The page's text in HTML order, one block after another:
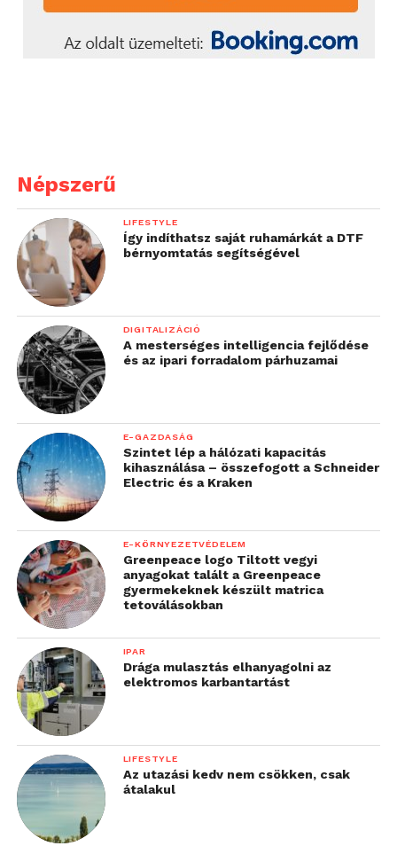
bizalom megrendülése. A
Microsoftnál éppen ezért
használat ellenőrzött
keretek között maradjon,
hogy továbbra is a
kedvező társadalmi
hatások érvényesüljenek,
a kedvezőtleneket pedig
lehetőleg ki tudjuk
küszöbölni. A Microsoft
ezzel a törekvésével a
változások és a
versenytársai előtt jár”
– összegezte a Microsoftnál zajló kiberbiztonsági
innováció jelentőségét Renate Strazdina, a Microsoft
regionális technológiai vezetője.
További friss híreket talál a
Csatlakozzon hozzánk aFacebookonis!
Népszerű
LIFESTYLE
Így indíthatsz saját ruhamárkát a DTF
bérnyomtatás segítségével
DIGITALIZÁCIÓ
A mesterséges intelligencia fejlődése
és az ipari forradalom párhuzamai
E-GAZDASÁG
Szintet lép a hálózati kapacitás
kihasználása – összefogott a Schneider
Electric és a Kraken
E-KÖRNYEZETVÉDELEM
Greenpeace logo Tiltott vegyi
anyagokat talált a Greenpeace
gyermekeknek készült matrica
tetoválásokban
IPAR
Drága mulasztás elhanyagolni az
elektromos karbantartást
LIFESTYLE
Az utazási kedv nem csökken, csak
átalakul